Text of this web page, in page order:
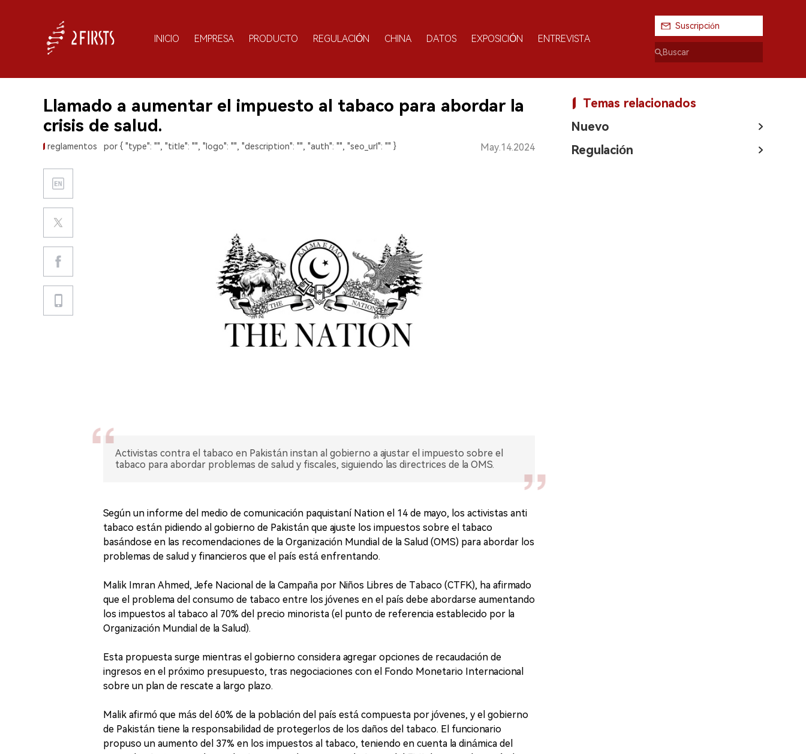
INICIO EMPRESA PRODUCTO REGULACIÓN CHINA DATOS EXPOSICIÓN ENTREVISTA
Suscripción
Llamado a aumentar el impuesto al tabaco para abordar la
crisis de salud.
reglamentos por { "type": "", "title": "", "logo": "", "description": "", "auth": "", "seo_url": "" } May.14.2024
Activistas contra el tabaco en Pakistán instan al gobierno a ajustar el impuesto sobre el
tabaco para abordar problemas de salud y fiscales, siguiendo las directrices de la OMS.
Según un informe del medio de comunicación paquistaní Nation el 14 de mayo, los activistas anti
tabaco están pidiendo al gobierno de Pakistán que ajuste los impuestos sobre el tabaco
basándose en las recomendaciones de la Organización Mundial de la Salud (OMS) para abordar los
problemas de salud y financieros que el país está enfrentando.
Malik Imran Ahmed, Jefe Nacional de la Campaña por Niños Libres de Tabaco (CTFK), ha afirmado
que el problema del consumo de tabaco entre los jóvenes en el país debe abordarse aumentando
los impuestos al tabaco al 70% del precio minorista (el punto de referencia establecido por la
Organización Mundial de la Salud).
Esta propuesta surge mientras el gobierno considera agregar opciones de recaudación de
ingresos en el próximo presupuesto, tras negociaciones con el Fondo Monetario Internacional
sobre un plan de rescate a largo plazo.
Malik afirmó que más del 60% de la población del país está compuesta por jóvenes, y el gobierno
de Pakistán tiene la responsabilidad de protegerlos de los daños del tabaco. El funcionario
propuso un aumento del 37% en los impuestos al tabaco, teniendo en cuenta la dinámica del
Temas relacionados
Nuevo
Regulación